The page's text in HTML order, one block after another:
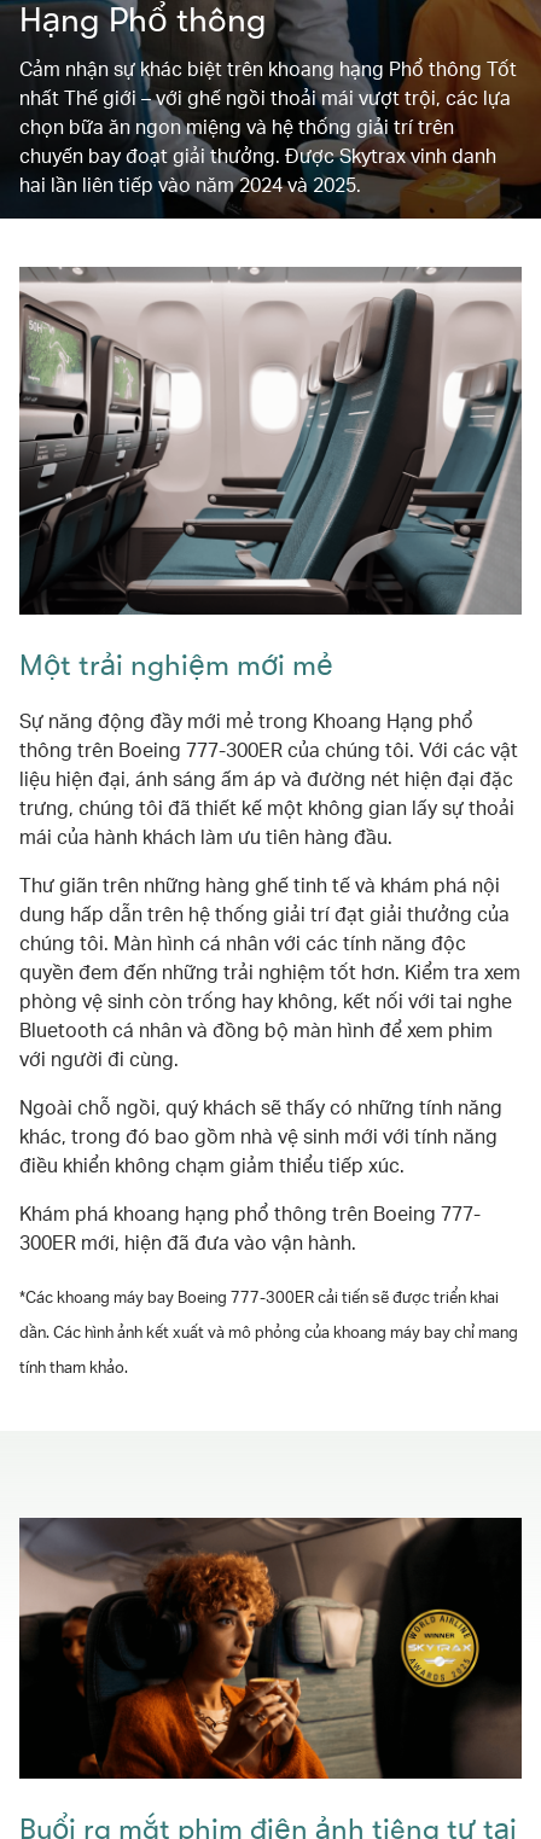
Hạng Phổ thông
Cảm nhận sự khác biệt trên khoang hạng Phổ thông Tốt
nhất Thế giới – với ghế ngồi thoải mái vượt trội, các lựa
chọn bữa ăn ngon miệng và hệ thống giải trí trên
chuyến bay đoạt giải thưởng. Được Skytrax vinh danh
hai lần liên tiếp vào năm 2024 và 2025.
Một trải nghiệm mới mẻ
Sự năng động đầy mới mẻ trong Khoang Hạng phổ
thông trên Boeing 777-300ER của chúng tôi. Với các vật
liệu hiện đại, ánh sáng ấm áp và đường nét hiện đại đặc
trưng, chúng tôi đã thiết kế một không gian lấy sự thoải
mái của hành khách làm ưu tiên hàng đầu.
Thư giãn trên những hàng ghế tinh tế và khám phá nội
dung hấp dẫn trên hệ thống giải trí đạt giải thưởng của
chúng tôi. Màn hình cá nhân với các tính năng độc
quyền đem đến những trải nghiệm tốt hơn. Kiểm tra xem
phòng vệ sinh còn trống hay không, kết nối với tai nghe
Bluetooth cá nhân và đồng bộ màn hình để xem phim
với người đi cùng.
Ngoài chỗ ngồi, quý khách sẽ thấy có những tính năng
khác, trong đó bao gồm nhà vệ sinh mới với tính năng
điều khiển không chạm giảm thiểu tiếp xúc.
Khám phá khoang hạng phổ thông trên Boeing 777-
300ER mới, hiện đã đưa vào vận hành.
*Các khoang máy bay Boeing 777-300ER cải tiến sẽ được triển khai
dần. Các hình ảnh kết xuất và mô phỏng của khoang máy bay chỉ mang
tính tham khảo.
Buổi ra mắt phim điện ảnh tiêng tư tại